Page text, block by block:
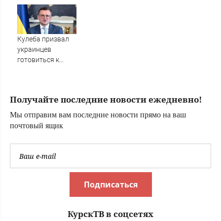
Донбасса
Кулеба призвал
украинцев
готовиться к
Новости на
Получайте последние новости ежедневно!
Мы отправим вам последние новости прямо на ваш
почтовый ящик
Подписаться
КурскТВ в соцсетях